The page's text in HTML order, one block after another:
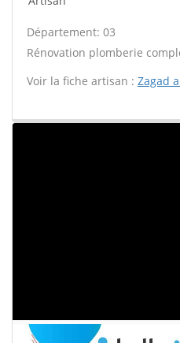
Département: 03
Rénovation plomberie
Voir la fiche artisan : Zagad